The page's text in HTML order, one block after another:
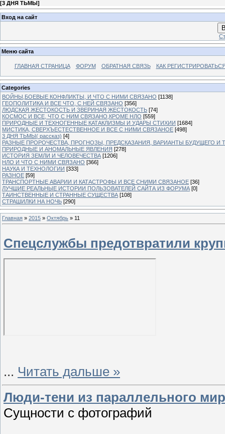
[3 ДНЯ ТЬМЫ]
Вход на сайт
Меню сайта
ГЛАВНАЯ СТРАНИЦА ФОРУМ ОБРАТНАЯ СВЯЗЬ КАК
Categories
ВОЙНЫ,БОЕВЫЕ КОНФЛИКТЫ, И ЧТО С НИМИ СВЯЗАНО [1138]
ГЕОПОЛИТИКА И ВСЕ ЧТО, С НЕЙ СВЯЗАНО [356]
ЛЮДСКАЯ ЖЕСТОКОСТЬ И ЗВЕРИНАЯ ЖЕСТОКОСТЬ [74]
КОСМОС И ВСЕ, ЧТО С НИМ СВЯЗАНО,КРОМЕ НЛО [559]
ПРИРОДНЫЕ И ТЕХНОГЕННЫЕ КАТАКЛИЗМЫ И УДАРЫ СТИХИИ [1684]
МИСТИКА, СВЕРХЪЕСТЕСТВЕННОЕ И ВСЕ С НИМИ СВЯЗАНОЕ [498]
3 ДНЯ ТЬМЫ( рассказ) [4]
РАЗНЫЕ ПРОРОЧЕСТВА, ПРОГНОЗЫ, ПРЕДСКАЗАНИЯ, ВАРИАНТЫ БУДУЩЕГО И
ПРИРОДНЫЕ И АНОМАЛЬНЫЕ ЯВЛЕНИЯ [278]
ИСТОРИЯ ЗЕМЛИ И ЧЕЛОВЕЧЕСТВА [1206]
НЛО И ЧТО С НИМИ СВЯЗАНО [366]
НАУКА И ТЕХНОЛОГИИ [333]
РАЗНОЕ [59]
ТРАНСПОРТНЫЕ АВАРИИ И КАТАСТРОФЫ И ВСЕ СНИМИ СВЯЗАНОЕ [36]
ЛУЧШИЕ РЕАЛЬНЫЕ ИСТОРИИ ПОЛЬЗОВАТЕЛЕЙ САЙТА ИЗ ФОРУМА [0]
ТАИНСТВЕННЫЕ И СТРАННЫЕ СУЩЕСТВА [108]
СТРАШИЛКИ НА НОЧЬ [290]
Главная » 2015 » Октябрь » 11
Спецслужбы предотвратили
... Читать дальше »
Люди-тени из параллельного
Сущности с фотографий